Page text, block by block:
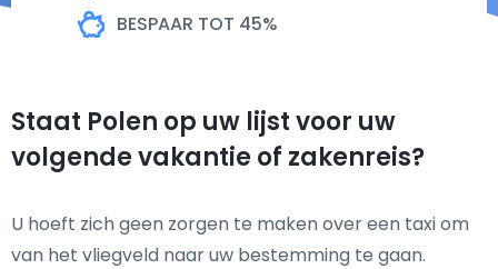
BESPAAR TOT 45%
Staat Polen op uw lijst voor uw
volgende vakantie of zakenreis?
U hoeft zich geen zorgen te maken over een taxi om
van het vliegveld naar uw bestemming te gaan.